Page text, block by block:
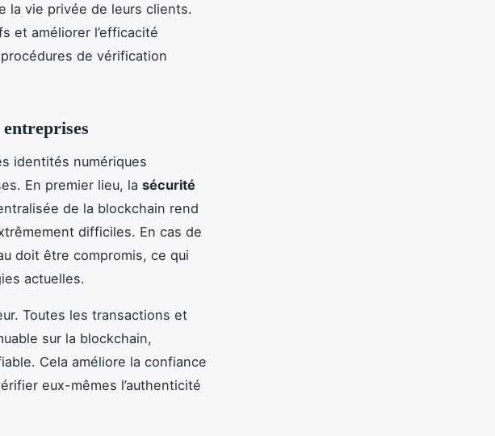
la vie privée de leurs clients.
et améliorer l’efficacité
de vérification
identités numériques
En premier lieu, la sécurité
de la blockchain rend
difficiles. En cas de
doit être compromis, ce qui
actuelles.
Toutes les transactions et
sur la blockchain,
Cela améliore la confiance
eux-mêmes l’authenticité